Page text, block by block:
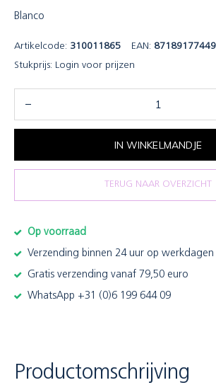
Blanco
Artikelcode: 310011865 EAN:
Stukprijs: Login voor prijzen
IN WINKELMANDJE
TERUG NAAR OVERZICHT
Op voorraad
Verzending binnen 24 uur op werkdagen
Gratis verzending vanaf 79,50 euro
WhatsApp +31 (0)6 199 644 09
Productomschrijving